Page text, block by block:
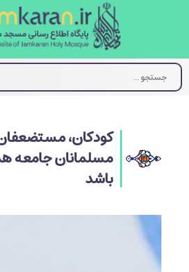
کودکان، مستضعفان
مسلمانان جامعه
باشد